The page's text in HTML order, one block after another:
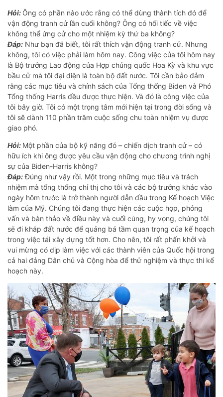
Hỏi: Ông có phần nào ước rằng có thể dùng thành tích đó để
vận động tranh cử lần cuối không? Ông có hối tiếc về việc
không thể ứng cử cho một nhiệm kỳ thứ ba không?
Đáp: Như bạn đã biết, tôi rất thích vận động tranh cử. Nhưng
không, tôi có việc phải làm hôm nay. Công việc của tôi hôm nay
là Bộ trưởng Lao động của Hợp chủng quốc Hoa Kỳ và khu vực
bầu cử mà tôi đại diện là toàn bộ đất nước. Tôi cần bảo đảm
rằng các mục tiêu và chính sách của Tổng thống Biden và Phó
Tổng thống Harris đều được thực hiện. Và đó là công việc của
tôi bây giờ. Tôi có một trọng tâm mới hiện tại trong đời sống và
tôi sẽ dành 110 phần trăm cuộc sống chu toàn nhiệm vụ được
giao phó.
Hỏi: Một phần của bộ kỹ năng đó – chiến dịch tranh cử – có
hữu ích khi ông được yêu cầu vận động cho chương trình nghị
sự của Biden-Harris không?
Đáp:Đúng như vậy rồi. Một trong những mục tiêu và trách
nhiệm mà tổng thống chỉ thị cho tôi và các bộ trưởng khác vào
ngày hôm trước là trở thành người dẫn đầu trong Kế hoạch Việc
làm của Mỹ. Chúng tôi đang thực hiện các cuộc họp, phỏng
vấn và bàn thảo về điều này và cuối cùng, hy vọng, chúng tôi
sẽ đi khắp đất nước để quảng bá tầm quan trọng của kế hoạch
trong việc tái xây dựng tốt hơn. Cho nên, tôi rất phấn khởi và
vui mừng có dịp làm việc với các thành viên của Quốc hội trong
cả hai đảng Dân chủ và Cộng hòa để thử nghiệm và thực thi kế
hoạch này.